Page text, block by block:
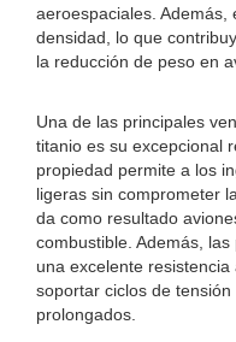
aeroespaciales. Además,
densidad, lo que
la reducción de peso en
Una de las principales
titanio es su excepcional
propiedad permite a los
ligeras sin comprometer
da como resultado
combustible. Además,
una excelente
soportar ciclos de
prolongados.